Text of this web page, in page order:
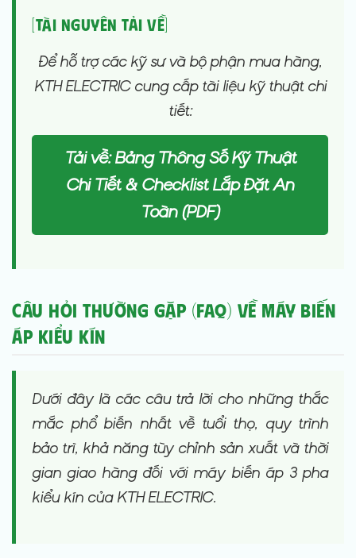
[Tài nguyên Tải về]
Để hỗ trợ các kỹ sư và bộ phận mua hàng,
KTH ELECTRIC cung cấp tài liệu kỹ thuật chi
tiết:
Tải về: Bảng Thông Số Kỹ Thuật
Chi Tiết & Checklist Lắp Đặt An
Toàn (PDF)
Câu hỏi Thường gặp (FAQ) về Máy Biến
Áp Kiểu Kín
Dưới đây là các câu trả lời cho những thắc
mắc phổ biến nhất về tuổi thọ, quy trình
bảo trì, khả năng tùy chỉnh sản xuất và thời
gian giao hàng đối với máy biến áp 3 pha
kiểu kín của KTH ELECTRIC.